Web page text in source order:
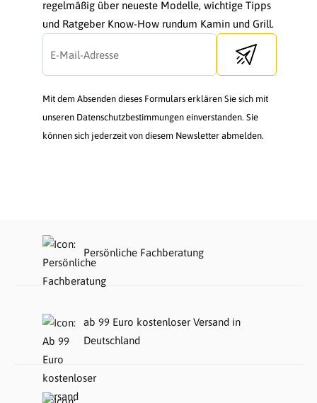
regelmäßig über neueste Modelle, wichtige Tipps
und Ratgeber Know-How rundum Kamin und Grill.
Send newsletter
Mit dem Absenden dieses Formulars erklären Sie sich mit
unseren Datenschutzbestimmungen einverstanden. Sie
können sich jederzeit von diesem Newsletter abmelden.
Persönliche Fachberatung
ab 99 Euro kostenloser Versand in
Deutschland